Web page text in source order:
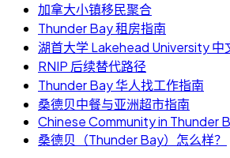
加拿大小镇移民聚合
Thunder Bay 租房指南
湖首大学 Lakehead University 中
RNIP 后续替代路径
Thunder Bay 华人找工作指南
桑德贝中餐与亚洲超市指南
Chinese Community in Thunder
桑德贝（Thunder Bay）怎么样？